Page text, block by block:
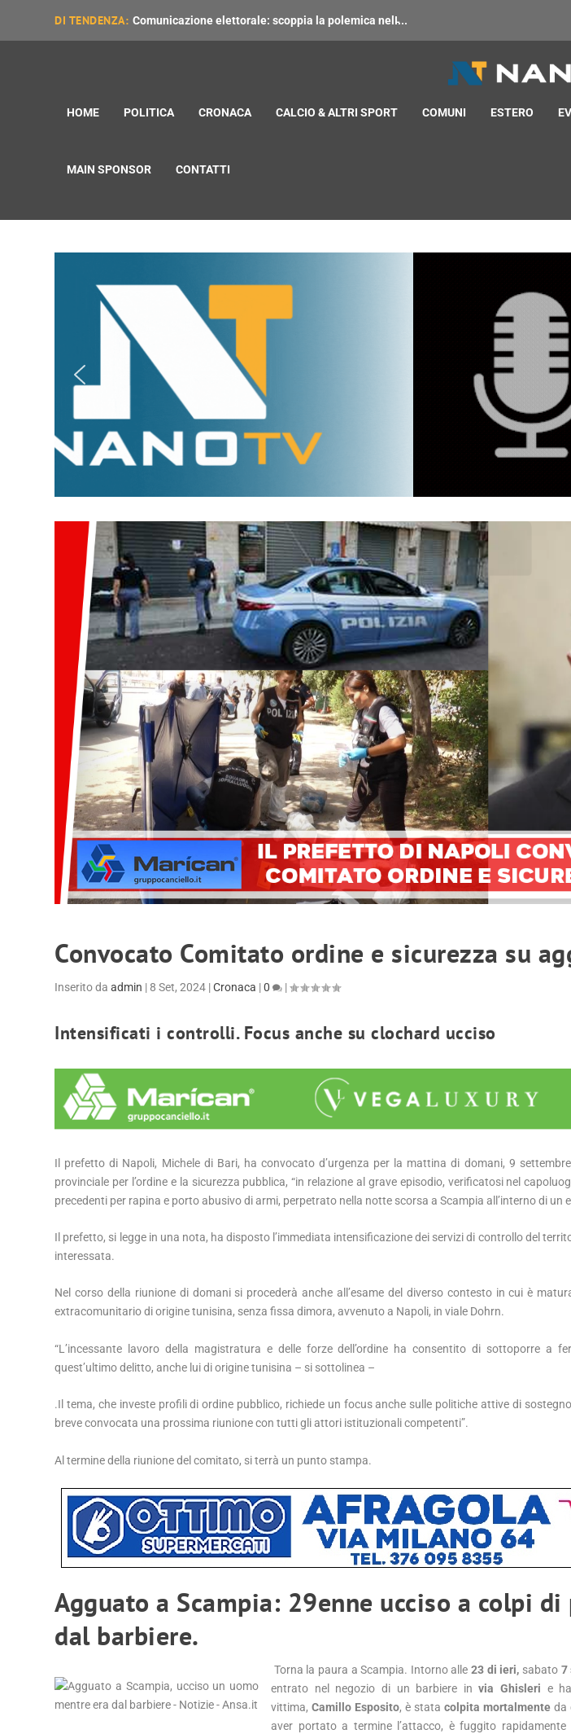
DI TENDENZA: Comunicazione elettorale: scoppia la polemica nell̵...
HOME POLITICA CRONACA CALCIO & ALTRI SPORT COMUNI ESTERO
MAIN SPONSOR CONTATTI
Convocato Comitato ordine e sicurezza su
Inserito daadmin | 8 Set, 2024 |Cronaca |0 |
Intensificati i controlli. Focus anche su clochard ucciso
Il prefetto di Napoli, Michele di Bari, ha convocato d’urgenza per la mattina di domani, 9
provinciale per l’ordine e la sicurezza pubblica, “in relazione al grave episodio, verificatosi nel
precedenti per rapina e porto abusivo di armi, perpetrato nella notte scorsa a Scampia all’interno di un
Il prefetto, si legge in una nota, ha disposto l’immediata intensificazione dei servizi di controllo del
interessata.
Nel corso della riunione di domani si procederà anche all’esame del diverso contesto in cui è
extracomunitario di origine tunisina, senza fissa dimora, avvenuto a Napoli, in viale Dohrn.
“L’incessante lavoro della magistratura e delle forze dell’ordine ha consentito di sottoporre a
quest’ultimo delitto, anche lui di origine tunisina – si sottolinea –
.Il tema, che investe profili di ordine pubblico, richiede un focus anche sulle politiche attive di
breve convocata una prossima riunione con tutti gli attori istituzionali competenti”.
Al termine della riunione del comitato, si terrà un punto stampa.
Agguato a Scampia: 29enne ucciso a colpi
dal barbiere.
Torna la paura a Scampia. Intorno alle 23 di ieri, sabato 7
entrato nel negozio di un barbiere in via Ghisleri e
vittima,Camillo Esposito, è stata colpita mortalmenteda
aver portato a termine l’attacco, è fuggito